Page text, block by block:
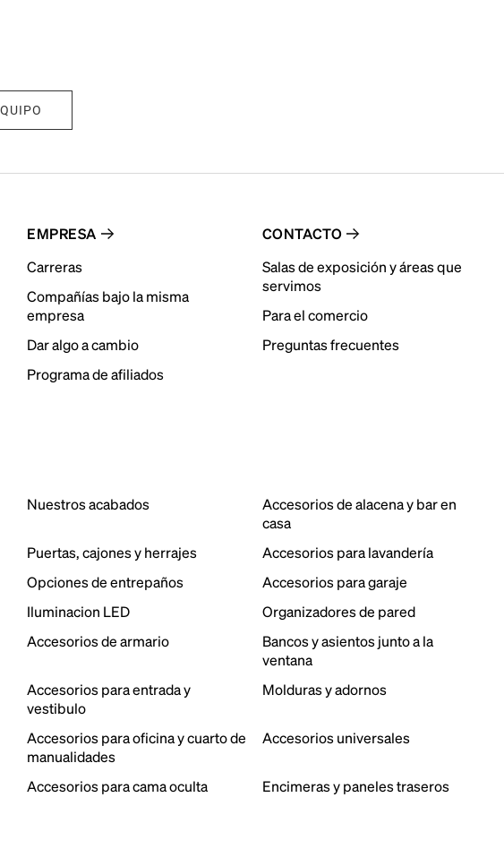
EMPRESA
Carreras
Compañías bajo la misma
empresa
Dar algo a cambio
Programa de afiliados
CONTACTO
Salas de exposición y áreas que
servimos
Para el comercio
Preguntas frecuentes
Nuestros acabados
Accesorios de alacena y bar en
casa
Puertas, cajones y herrajes
Accesorios para lavandería
Opciones de entrepaños
Accesorios para garaje
Iluminacion LED
Organizadores de pared
Accesorios de armario
Bancos y asientos junto a la
ventana
Accesorios para entrada y
vestibulo
Molduras y adornos
Accesorios para oficina y cuarto de
manualidades
Accesorios universales
Accesorios para cama oculta
Encimeras y paneles traseros